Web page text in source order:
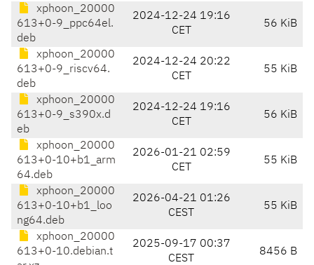
xphoon_20000
613+0-9_ppc64el.
deb
2024-12-24 19:16
CET
56 KiB
xphoon_20000
613+0-9_riscv64.
deb
2024-12-24 20:22
CET
55 KiB
xphoon_20000
613+0-9_s390x.d
eb
2024-12-24 19:16
CET
56 KiB
xphoon_20000
613+0-10+b1_arm
64.deb
2026-01-21 02:59
CET
55 KiB
xphoon_20000
613+0-10+b1_loo
ng64.deb
2026-04-21 01:26
CEST
55 KiB
xphoon_20000
613+0-10.debian.t
2025-09-17 00:37
CEST
8456 B